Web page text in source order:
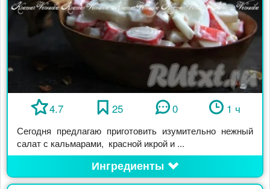
4.7 25 0 1 ч
Сегодня предлагаю приготовить изумительно нежный
салат с кальмарами, красной икрой и ...
Ингредиенты